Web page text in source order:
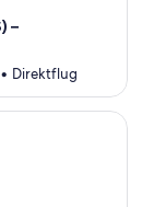
–
• Direktflug